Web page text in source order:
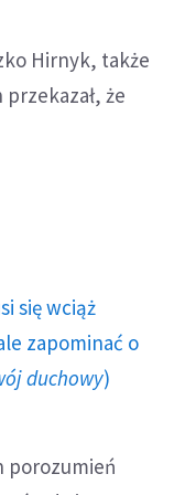
Hirnyk, także
że
się wciąż
zapominać o
duchowy)
porozumień